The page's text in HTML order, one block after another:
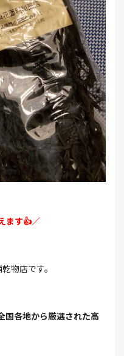
ます👍／
物店です。
国各地から厳選された高